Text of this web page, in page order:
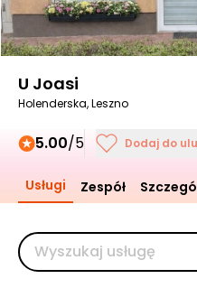
U Joasi
Holenderska, Leszno
5.00/5 Dodaj do
Usługi Zespół